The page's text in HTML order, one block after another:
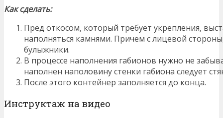
Как сделать:
Пред откосом, который требует укрепления,
наполняться камнями. Причем с лицевой
булыжники.
В процессе наполнения габионов нужно не
наполнен наполовину стенки габиона следует
После этого контейнер заполняется до конца.
Инструктаж на видео